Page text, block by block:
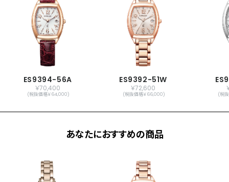
メーカー保証
国際保証3年間(購入後1年以内にMY
CITIZENご登録で国内保証5年間)
ES9394-56A
￥70,400
(税抜価格￥64,000)
ES9392-51W
￥72,600
(税抜価格￥66,000) (税
あなたにおすすめの商品